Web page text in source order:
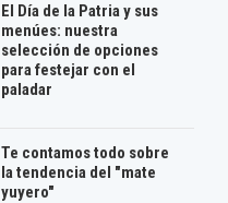
El Día de la Patria y sus
menúes: nuestra
selección de opciones
para festejar con el
paladar
Te contamos todo sobre
la tendencia del "mate
yuyero"